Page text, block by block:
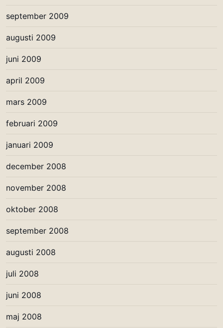
september 2009
augusti 2009
juni 2009
april 2009
mars 2009
februari 2009
januari 2009
december 2008
november 2008
oktober 2008
september 2008
augusti 2008
juli 2008
juni 2008
maj 2008